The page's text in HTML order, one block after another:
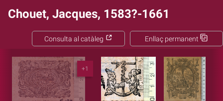
Chouet, Jacques, 1583?-1661
Enllaç permanent
Consulta al catàleg
+1